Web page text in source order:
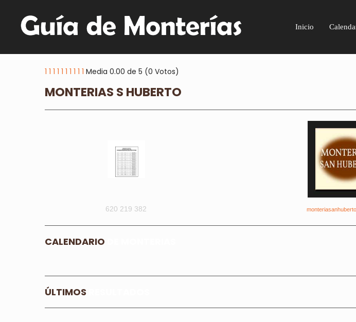
Inicio
1 1 1 1 1 1 1 1 1 1 Media 0.00 de 5 (0 Votos)
MONTERIAS S HUBERTO
620 219 382
CALENDARIO
ÚLTIMOS